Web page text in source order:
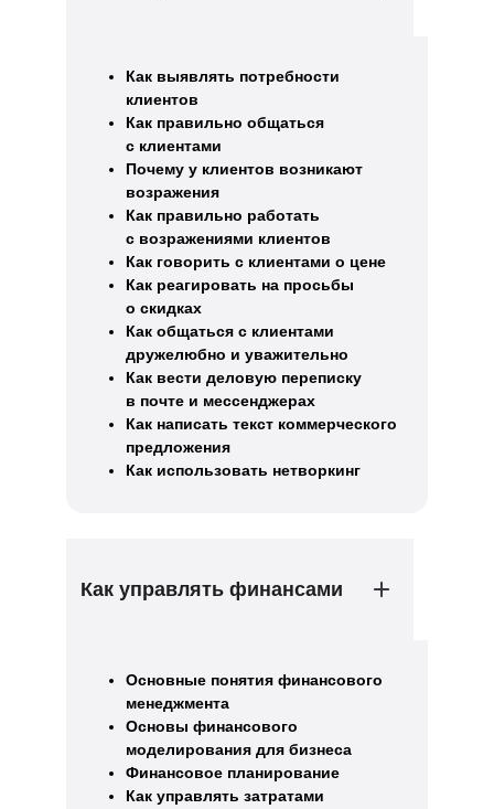
Как выявлять потребности
клиентов
Как правильно общаться
с клиентами
Почему у клиентов возникают
возражения
Как правильно работать
с возражениями клиентов
Как говорить с клиентами о цене
Как реагировать на просьбы
о скидках
Как общаться с клиентами
дружелюбно и уважительно
Как вести деловую переписку
в почте и мессенджерах
Как написать текст коммерческого
предложения
Как использовать нетворкинг
Как управлять финансами
Основные понятия финансового
менеджмента
Основы финансового
моделирования для бизнеса
Финансовое планирование
Как управлять затратами